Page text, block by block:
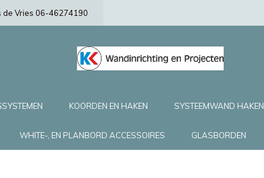
de Vries 06-46274190
KOORDEN EN HAKEN SYSTEEMWAND HAKEN
WHITE-, EN PLANBORD ACCESSOIRES GLASBORDEN